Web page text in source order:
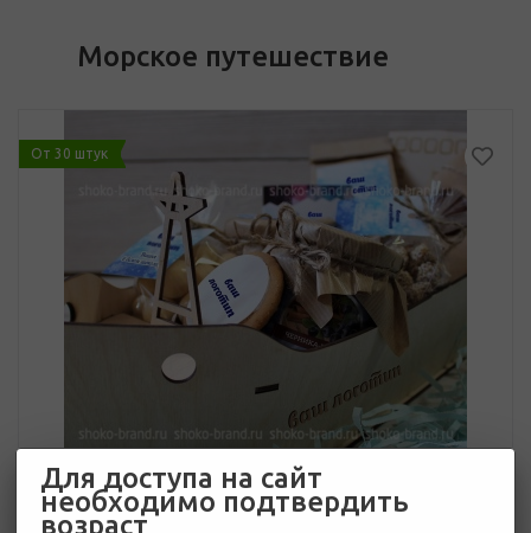
Морское путешествие
От 30 штук
Для доступа на сайт
необходимо подтвердить
возраст